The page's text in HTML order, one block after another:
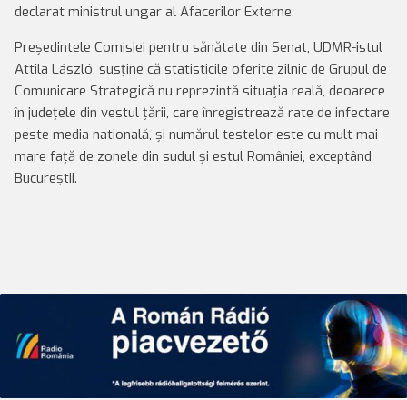
declarat ministrul ungar al Afacerilor Externe.
Președintele Comisiei pentru sănătate din Senat, UDMR-istul
Attila László, susține că statisticile oferite zilnic de Grupul de
Comunicare Strategică nu reprezintă situația reală, deoarece
în județele din vestul țării, care înregistrează rate de infectare
peste media natională, și numărul testelor este cu mult mai
mare față de zonele din sudul și estul României, exceptând
Bucureștii.